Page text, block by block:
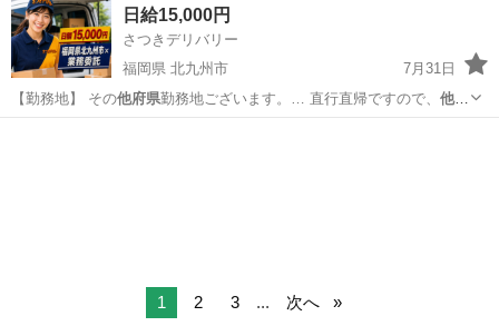
日給15,000円
さつきデリバリー
福岡県 北九州市
7月31日
【勤務地】 その他府県勤務地ございます。… 直行直帰ですので、 他府
県にお住まいでも問題…
1 2 3 ... 次へ